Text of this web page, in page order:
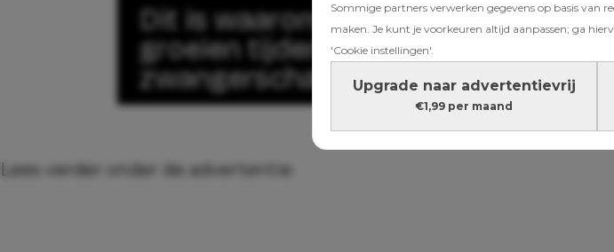
Sommige partners verwerken gegevens op basis van
maken. Je kunt je voorkeuren altijd aanpassen; ga
'Cookie instellingen'.
Upgrade naar advertentievrij
€1,99 per maand
Dit is waarom je neus kan
groeien tijdens de
zwangerschap
Lees verder onder de advertentie